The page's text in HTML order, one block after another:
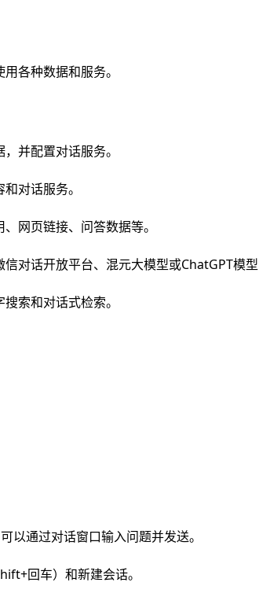
各种数据和服务。
并配置对话服务。
对话服务。
网页链接、问答数据等。
对话开放平台、混元大模型或ChatGPT模
索和对话式检索。
以通过对话窗口输入问题并发送。
回车）和新建会话。